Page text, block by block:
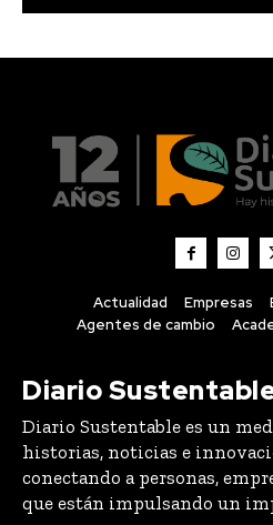
Actualidad Empresas
Agentes de cambio
Diario
Diario Sustentable es un
historias, noticias e
conectando a personas,
que están impulsando un